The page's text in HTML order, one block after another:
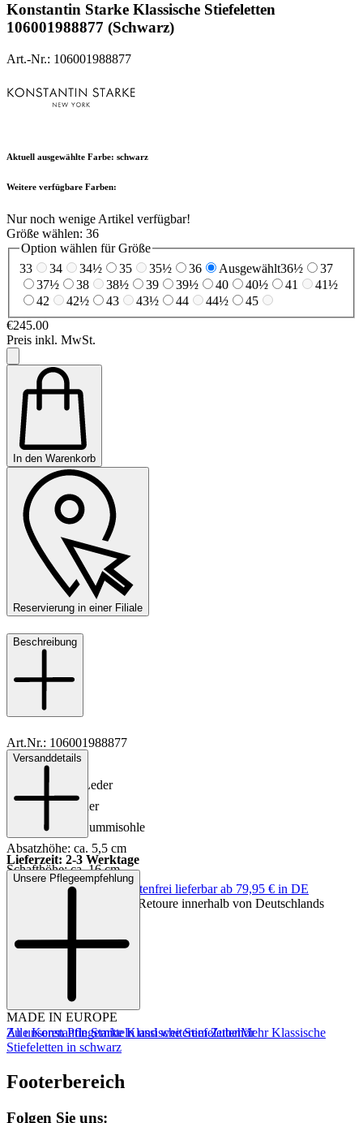
Konstantin Starke Klassische Stiefeletten
106001988877 (Schwarz)
Art.-Nr.: 106001988877
Aktuell ausgewählte Farbe: schwarz
Weitere verfügbare Farben:
Nur noch wenige Artikel verfügbar!
Größe wählen: 36
Option wählen für Größe
33
34 34½ 35 35½ 36 Ausgewählt36½
37
37½
38 38½ 39 39½ 40 40½ 41
41½
42
42½ 43 43½ 44 44½
45
€245.00
Preis inkl. MwSt.
In den Warenkorb
Reservierung in einer Filiale
Beschreibung
Art.Nr.: 106001988877
Material: Leder
Innenmaterial: Leder
Innensohle: Leder
Sohle: Leder-/Gummisohle
Absatzhöhe: ca. 5,5 cm
Schafthöhe: ca. 16 cm
Schaftweite: ca. 24 cm
MADE IN EUROPE
Versanddetails
Lieferzeit: 2-3 Werktage
Keine Versandkosten:
kostenfrei lieferbar ab 79,95 € in DE
Einfache und Kostenlose Retoure innerhalb von Deutschlands
Unsere Pflegeempfehlung
Zu unseren Pflegemitteln und weiterem Zubehör
Alle Konstantin Starke Klassische StiefelettenMehr Klassische
Stiefeletten in schwarz
Footerbereich
Folgen Sie uns: